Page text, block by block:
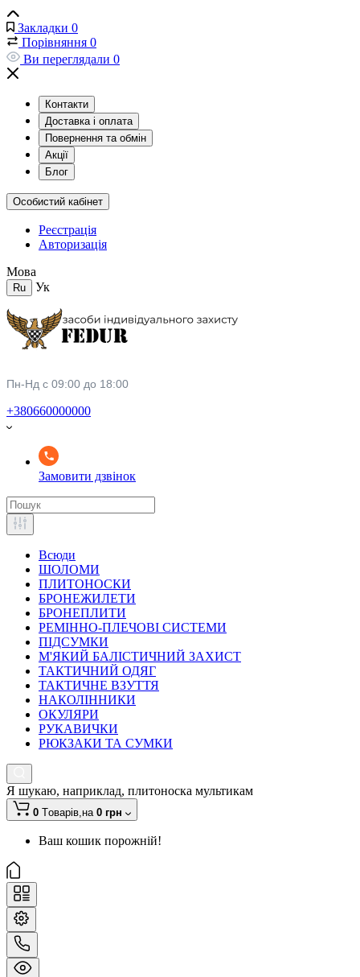
Закладки 0
Порівняння 0
Ви переглядали 0
Контакти
Доставка і оплата
Повернення та обмін
Акції
Блог
Особистий кабінет
Реєстрація
Авторизація
Мова
Ru Ук
Пн-Нд с 09:00 до 18:00
+380660000000
Замовити дзвінок
Всюди
ШОЛОМИ
ПЛИТОНОСКИ
БРОНЕЖИЛЕТИ
БРОНЕПЛИТИ
РЕМІННО-ПЛЕЧОВІ СИСТЕМИ
ПІДСУМКИ
М'ЯКИЙ БАЛІСТИЧНИЙ ЗАХИСТ
ТАКТИЧНИЙ ОДЯГ
ТАКТИЧНЕ ВЗУТТЯ
НАКОЛІННИКИ
ОКУЛЯРИ
РУКАВИЧКИ
РЮКЗАКИ ТА СУМКИ
Я шукаю, наприклад, плитоноска мультикам
0 Tоварів,на 0 грн
Ваш кошик порожній!